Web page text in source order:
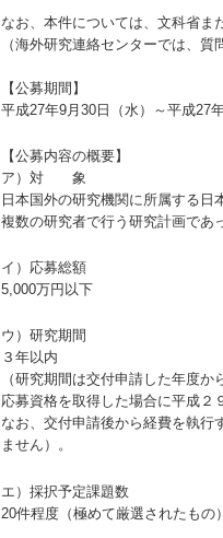
なお、本件については、文科省ま
（海外研究連絡センターでは、質
【公募期間】
平成27年9月30日（水）～平成27
【公募内容の概要】
ア）対 象
日本国外の研究機関に所属する
複数の研究者で行う研究計画であ
イ）応募総額
5,000万円以下
ウ）研究期間
３年以内
（研究期間は交付申請した年度
応募資格を取得した場合に平成２
なお、交付申請後から経費を執行
ません）。
エ）採択予定課題数
20件程度（極めて厳選されたもの）